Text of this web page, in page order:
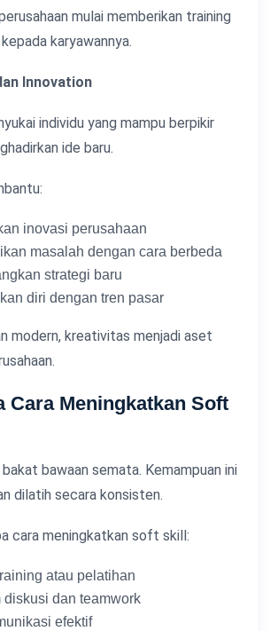
mulai memberikan training
karyawannya.
Innovation
individu yang mampu berpikir
ide baru.
inovasi perusahaan
masalah dengan cara berbeda
strategi baru
diri dengan tren pasar
modern, kreativitas menjadi aset
Cara Meningkatkan Soft
bawaan semata. Kemampuan ini
dilatih secara konsisten.
cara meningkatkan soft skill:
atau pelatihan
diskusi dan teamwork
efektif